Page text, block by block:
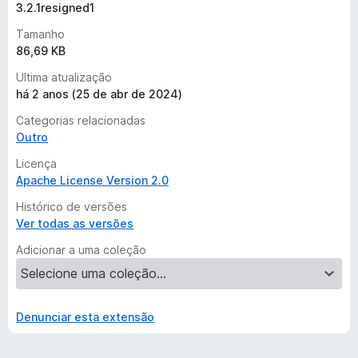
3.2.1resigned1
Tamanho
86,69 KB
Ultima atualização
há 2 anos (25 de abr de 2024)
Categorias relacionadas
Outro
Licença
Apache License Version 2.0
Histórico de versões
Ver todas as versões
Adicionar a uma coleção
Denunciar esta extensão